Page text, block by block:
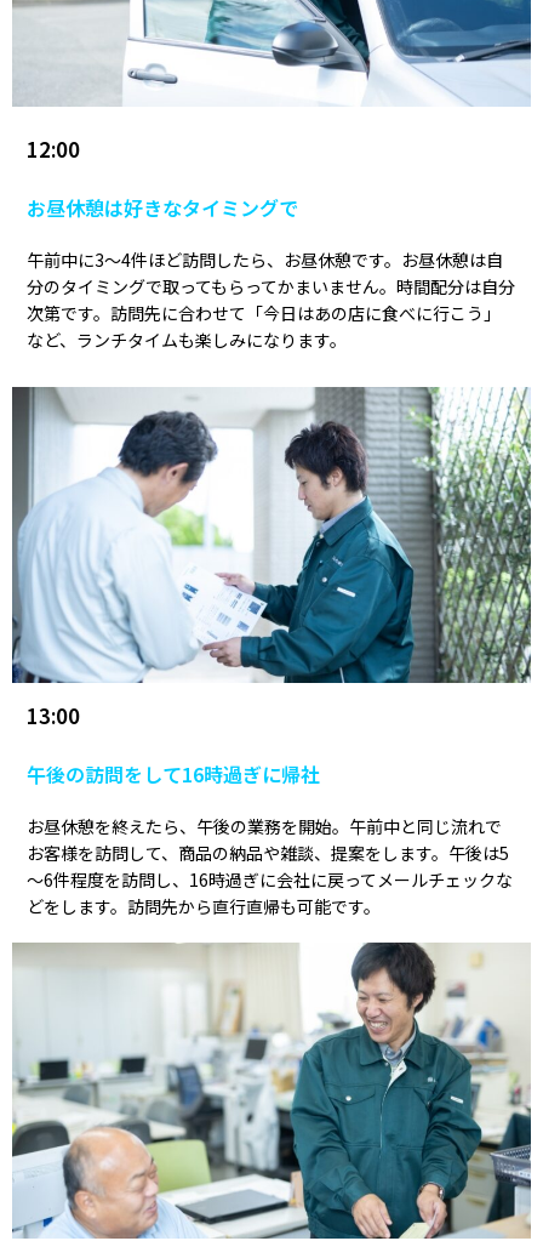
12:00
お昼休憩は好きなタイミングで
午前中に3～4件ほど訪問したら、お昼休憩です。お昼休憩は自
分のタイミングで取ってもらってかまいません。時間配分は自分
次第です。訪問先に合わせて「今日はあの店に食べに行こう」
など、ランチタイムも楽しみになります。
13:00
午後の訪問をして16時過ぎに帰社
お昼休憩を終えたら、午後の業務を開始。午前中と同じ流れで
お客様を訪問して、商品の納品や雑談、提案をします。午後は5
～6件程度を訪問し、16時過ぎに会社に戻ってメールチェックな
どをします。訪問先から直行直帰も可能です。